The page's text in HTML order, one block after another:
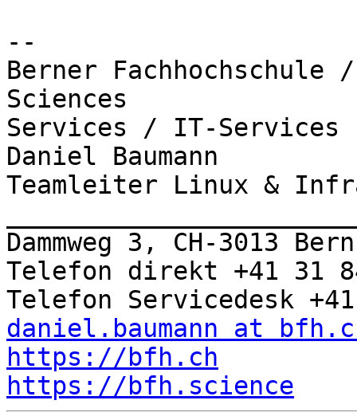
--
Berner
Sciences
Services / IT-Services
Daniel Baumann
Teamleiter Linux &
Dammweg 3, CH-3013 Bern
Telefon direkt +41 31
daniel.baumann at
https://bfh.ch
https://bfh.science